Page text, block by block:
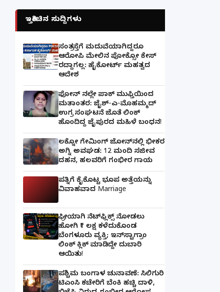
ಇತ್ತೀಚಿನ ಸುದ್ದಿಗಳು
ಸಂತ್ರಸ್ತೆಗೆ ಮದುವೆಯಾಗಿದ್ದರೂ
ಆರೋಪಿ ಮೇಲಿನ ಪೋಕ್ಸೋ ಕೇಸ್
ರದ್ದಾಗಲ್ಲ: ಹೈಕೋರ್ಟ್ ಮಹತ್ವದ
ಆದೇಶ
ಫೋನ್ ನಲ್ಲೇ ಪಾಕ್ ಮುಫ್ತಿಯಿಂದ
ಮತಾಂತರ: ಜೈಶ್-ಎ-ಮೊಹಮ್ಮದ್
ಉಗ್ರ ಸಂಘಟನೆ ಜೊತೆ ಲಿಂಕ್
ಹೊಂದಿದ್ದ ಜೈಪುರದ ಮಹಿಳೆ ಬಂಧನ!
ಲಕ್ನೋ ಗೇಮಿಂಗ್ ಜೋನ್‌ನಲ್ಲಿ ಭೀಕರ
ಅಗ್ನಿ ಅವಘಡ: 12 ಮಂದಿ ಸಜೀವ
ದಹನ, ಹಲವರಿಗೆ ಗಂಭೀರ ಗಾಯ
ಪತ್ನಿಗೆ ಕೈಕೊಟ್ಟ ಭೂಪ ಅತ್ತೆಯನ್ನು
ವಿವಾಹವಾದ Marriage
ಫ್ರೀಯಾಗಿ ನೆಟ್‌ಫ್ಲಿಕ್ಸ್ ನೋಡಲು
ಹೋಗಿ ₹1 ಲಕ್ಷ ಕಳೆದುಕೊಂಡ
ಬೆಂಗಳೂರು ವ್ಯಕ್ತಿ; ಇನ್‌ಸ್ಟಾಗ್ರಾಂ
ಲಿಂಕ್ ಕ್ಲಿಕ್ ಮಾಡಿದ್ದೇ ದುಬಾರಿ
ಆಯಿತು!
ಪಶ್ಚಿಮ ಬಂಗಾಳ ಚುನಾವಣೆ: ಸಿಲಿಗುರಿ
ಟಿಎಂಸಿ ಕಚೇರಿಗೆ ಬೆಂಕಿ ಹಚ್ಚಿ ದಾಳಿ,